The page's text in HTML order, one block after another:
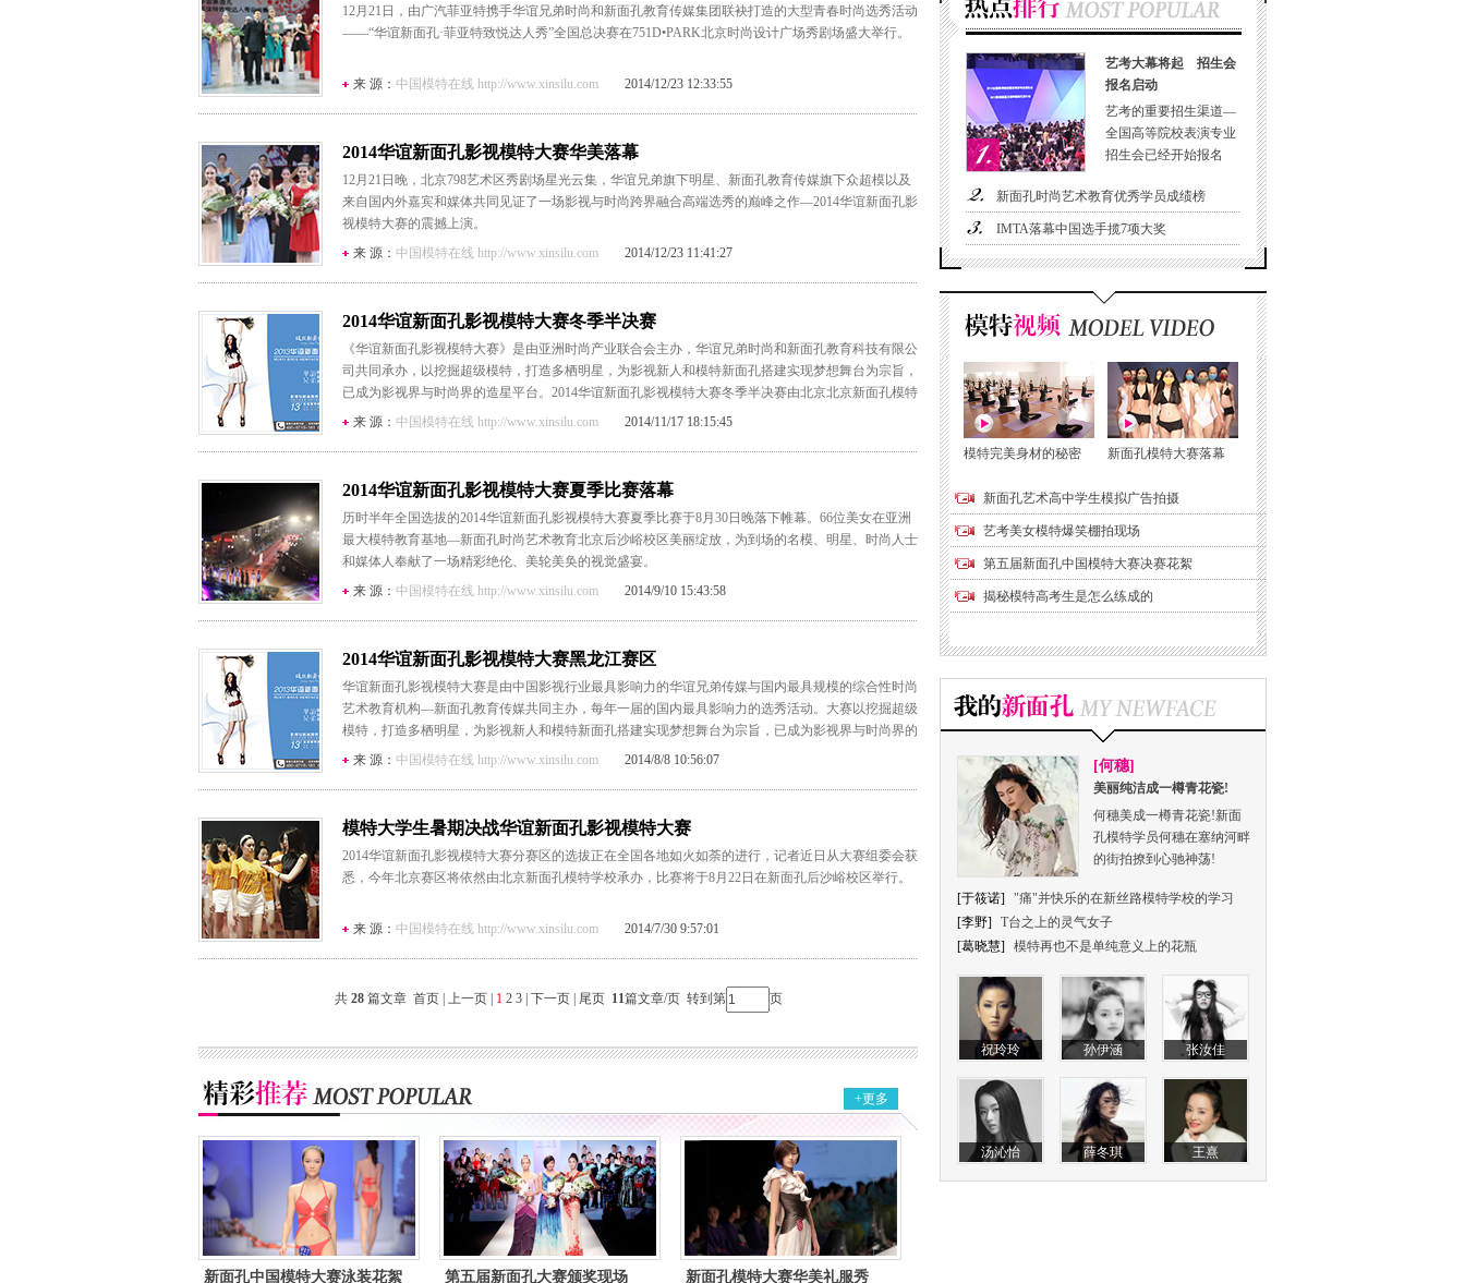
12月21日，由广汽菲亚特携手华谊兄弟时尚和新面孔教育传媒集团联袂打造的大型青春时尚选秀活动
——“华谊新面孔·菲亚特致悦达人秀”全国总决赛在751D•PARK北京时尚设计广场秀剧场盛大举行。
来 源： 中国模特在线 http://www.xinsilu.com 2014/12/23 12:33:55
2014华谊新面孔影视模特大赛华美落幕
12月21日晚，北京798艺术区秀剧场星光云集，华谊兄弟旗下明星、新面孔教育传媒旗下众超模以及
来自国内外嘉宾和媒体共同见证了一场影视与时尚跨界融合高端选秀的巅峰之作—2014华谊新面孔影
视模特大赛的震撼上演。
来 源： 中国模特在线 http://www.xinsilu.com 2014/12/23 11:41:27
2014华谊新面孔影视模特大赛冬季半决赛
《华谊新面孔影视模特大赛》是由亚洲时尚产业联合会主办，华谊兄弟时尚和新面孔教育科技有限公
司共同承办，以挖掘超级模特，打造多栖明星，为影视新人和模特新面孔搭建实现梦想舞台为宗旨，
已成为影视界与时尚界的造星平台。2014华谊新面孔影视模特大赛冬季半决赛由北京北京新面孔模特
学校承办。
来 源： 中国模特在线 http://www.xinsilu.com 2014/11/17 18:15:45
2014华谊新面孔影视模特大赛夏季比赛落幕
历时半年全国选拔的2014华谊新面孔影视模特大赛夏季比赛于8月30日晚落下帷幕。66位美女在亚洲
最大模特教育基地—新面孔时尚艺术教育北京后沙峪校区美丽绽放，为到场的名模、明星、时尚人士
和媒体人奉献了一场精彩绝伦、美轮美奂的视觉盛宴。
来 源： 中国模特在线 http://www.xinsilu.com 2014/9/10 15:43:58
2014华谊新面孔影视模特大赛黑龙江赛区
华谊新面孔影视模特大赛是由中国影视行业最具影响力的华谊兄弟传媒与国内最具规模的综合性时尚
艺术教育机构—新面孔教育传媒共同主办，每年一届的国内最具影响力的选秀活动。大赛以挖掘超级
模特，打造多栖明星，为影视新人和模特新面孔搭建实现梦想舞台为宗旨，已成为影视界与时尚界的
造星平台。
来 源： 中国模特在线 http://www.xinsilu.com 2014/8/8 10:56:07
模特大学生暑期决战华谊新面孔影视模特大赛
2014华谊新面孔影视模特大赛分赛区的选拔正在全国各地如火如荼的进行，记者近日从大赛组委会获
悉，今年北京赛区将依然由北京新面孔模特学校承办，比赛将于8月22日在新面孔后沙峪校区举行。
来 源： 中国模特在线 http://www.xinsilu.com 2014/7/30 9:57:01
共 28篇文章 首页 | 上一页 | 1 2 3| 下一页| 尾页 11篇文章/页 转到第 页
+更多
新面孔中国模特大赛泳装花絮 第五届新面孔大赛颁奖现场 新面孔模特大赛华美礼服秀
艺考大幕将起 招生会
报名启动
艺考的重要招生渠道—
全国高等院校表演专业
招生会已经开始报名
新面孔时尚艺术教育优秀学员成绩榜
IMTA落幕中国选手揽7项大奖
模特完美身材的秘密 新面孔模特大赛落幕
新面孔艺术高中学生模拟广告拍摄
艺考美女模特爆笑棚拍现场
第五届新面孔中国模特大赛决赛花絮
揭秘模特高考生是怎么练成的
[何穗]
美丽纯洁成一樽青花瓷!
何穗美成一樽青花瓷!新面
孔模特学员何穗在塞纳河畔
的街拍撩到心驰神荡!
[于筱诺]
"痛"并快乐的在新丝路模特学校的学习
[李野]
T台之上的灵气女子
[葛晓慧]
模特再也不是单纯意义上的花瓶
祝玲玲 孙伊涵 张汝佳
汤沁怡 薛冬琪 王熹